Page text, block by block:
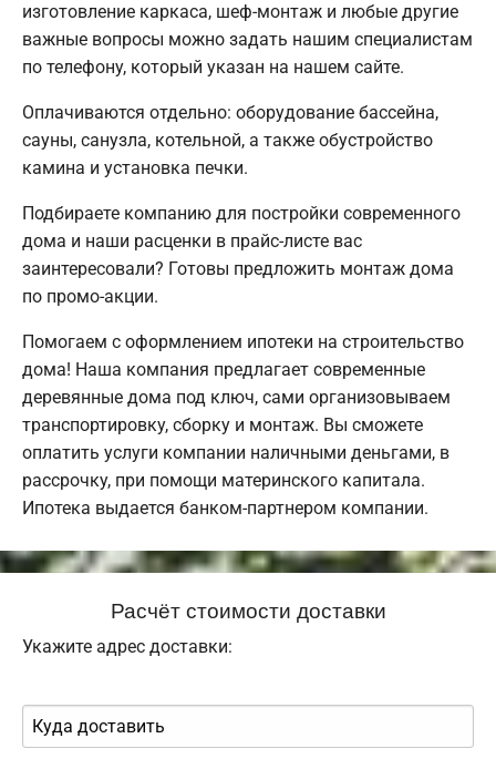
изготовление каркаса, шеф-монтаж и любые другие
важные вопросы можно задать нашим специалистам
по телефону, который указан на нашем сайте.
Оплачиваются отдельно: оборудование бассейна,
сауны, санузла, котельной, а также обустройство
камина и установка печки.
Подбираете компанию для постройки современного
дома и наши расценки в прайс-листе вас
заинтересовали? Готовы предложить монтаж дома
по промо-акции.
Помогаем с оформлением ипотеки на строительство
дома! Наша компания предлагает современные
деревянные дома под ключ, сами организовываем
транспортировку, сборку и монтаж. Вы сможете
оплатить услуги компании наличными деньгами, в
рассрочку, при помощи материнского капитала.
Ипотека выдается банком-партнером компании.
Расчёт стоимости доставки
Укажите адрес доставки: